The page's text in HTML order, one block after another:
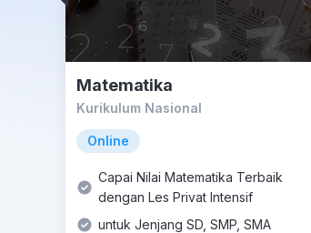
Matematika
Kurikulum Nasional
Online
Capai Nilai Matematika Terbaik
dengan Les Privat Intensif
untuk Jenjang SD, SMP, SMA